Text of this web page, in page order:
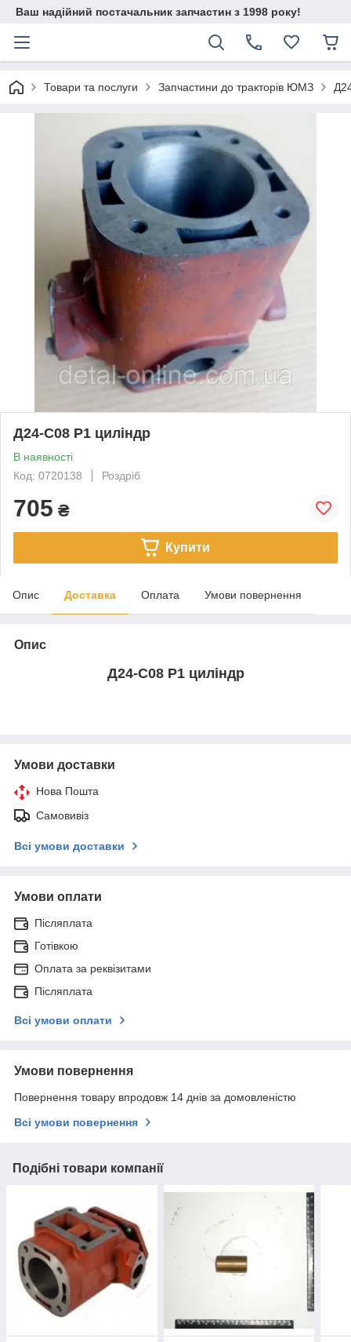
Ваш надійний постачальник запчастин з 1998 року!
Товари та послуги Запчастини до тракторів ЮМЗ
Д24-С08 Р1 циліндр
В наявності
Код: 0720138
Роздріб
705 ₴
Купити
Опис Доставка Оплата Умови повернення
Опис
Д24-С08 Р1 циліндр
Умови доставки
Нова Пошта
Самовивіз
Всі умови доставки
Умови оплати
Післяплата
Готівкою
Оплата за реквізитами
Післяплата
Всі умови оплати
Умови повернення
Повернення товару впродовж 14 днів за домовленістю
Всі умови повернення
Подібні товари компанії